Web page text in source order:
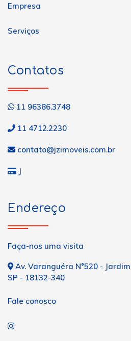
Empresa
Serviços
Contatos
11 96386.3748
11 4712.2230
contato@jzimoveis.com.br
J
Endereço
Faça-nos uma visita
Av. Varanguéra N°520 -
SP - 18132-340
Fale conosco